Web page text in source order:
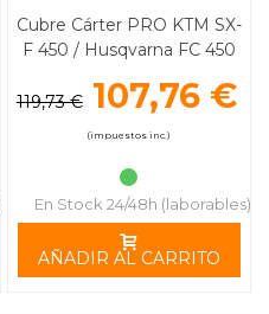
Cubre Cárter PRO KTM SX-
F 450 / Husqvarna FC 450
119,73 € 107,76 €
(impuestos inc.)
En Stock 24/48h (laborables)
AÑADIR AL CARRITO